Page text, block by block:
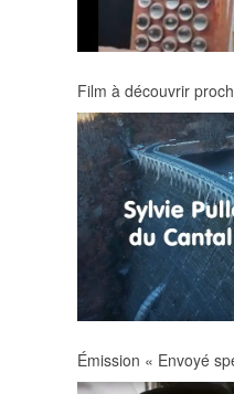
Film à découvrir
Émission « Envoyé